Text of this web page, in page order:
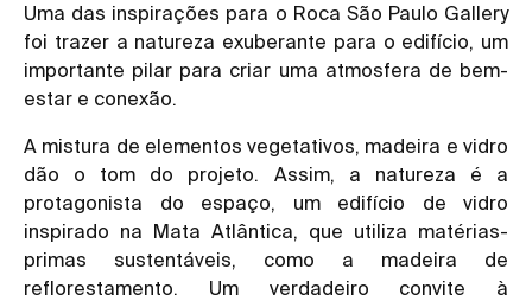
Uma das inspirações para o Roca São Paulo Gallery
foi trazer a natureza exuberante para o edifício, um
importante pilar para criar uma atmosfera de bem-
estar e conexão.
A mistura de elementos vegetativos, madeira e vidro
dão o tom do projeto. Assim, a natureza é a
protagonista do espaço, um edifício de vidro
inspirado na Mata Atlântica, que utiliza matérias-
primas sustentáveis, como a madeira de
reflorestamento. Um verdadeiro convite à